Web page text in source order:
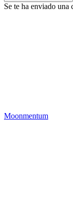
Se te ha enviado una
Moonmentum